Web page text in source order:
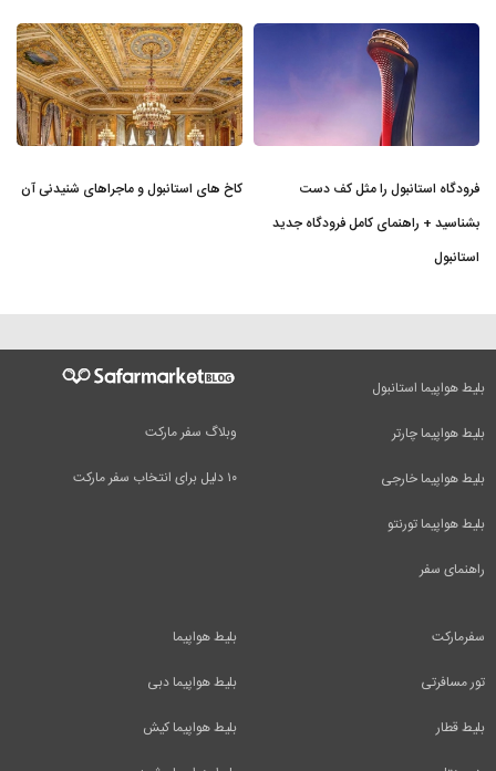
فرودگاه استانبول را مثل کف دست
بشناسید + راهنمای کامل فرودگاه جدید
استانبول
کاخ های استانبول و ماجراهای شنیدنی آن
وبلاگ سفر مارکت
۱۰ دلیل برای انتخاب سفر مارکت
بلیط هواپیما استانبول
بلیط هواپیما چارتر
بلیط هواپیما خارجی
بلیط هواپیما تورنتو
راهنمای سفر
بلیط هواپیما
بلیط هواپیما دبی
بلیط هواپیما کیش
سفرمارکت
تور مسافرتی
بلیط قطار